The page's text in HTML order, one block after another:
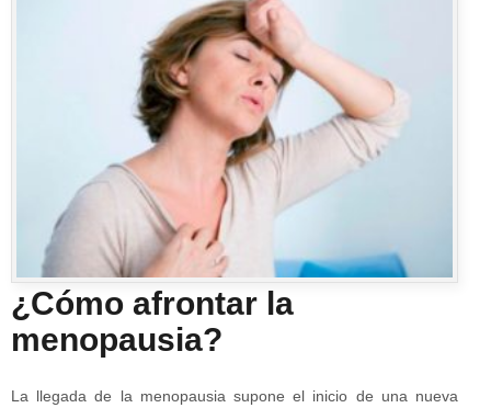
¿Cómo afrontar la
menopausia?
La llegada de la menopausia supone el inicio de una nueva